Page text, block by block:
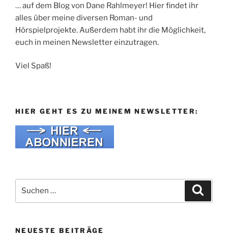
… auf dem Blog von Dane Rahlmeyer! Hier findet ihr
alles über meine diversen Roman- und
Hörspielprojekte. Außerdem habt ihr die Möglichkeit,
euch in meinen Newsletter einzutragen.
Viel Spaß!
HIER GEHT ES ZU MEINEM NEWSLETTER:
nach:
NEUESTE BEITRÄGE